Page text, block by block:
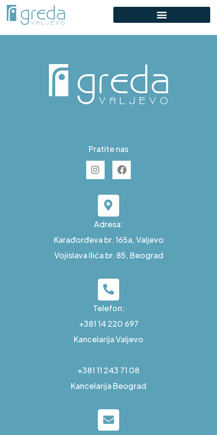
F S27
Pratite nas
Adresa:
Karađorđeva br. 165a, Valjevo
Vojislava Ilića br. 85, Beograd
Telefon:
+381 14 220 697
Kancelarija Valjevo
+381 11 243 71 08
Kancelarija Beograd